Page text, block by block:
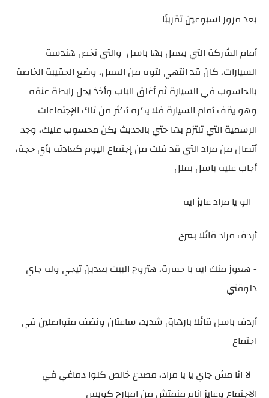
بعد مرور اسبوعين تقريبًا
أمام الشركة التي يعمل بها باسل والتي تخص هندسة
السيارات، كان قد انتهي لتوه من العمل، وضع الحقيبة الخاصة
بالحاسوب في السيارة ثم أغلق الباب وأخذ يحل رابطة عنقه
وهو يقف أمام السيارة فلا يكره أكثر من تلك الإجتماعات
الرسمية التي تلتزم بها حتي بالحديث يكن محسوب عليك، وجد
أتصال من مراد التي قد فلت من إجتماع اليوم كعادته بأي حجة،
أجاب عليه باسل بملل
- الو يا مراد عايز ايه
أردف مراد قائلا بمرح
- هعوز منك ايه يا حسرة، هتروح البيت بعدين تيجي وله جاي
دلوقتي
أردف باسل قائلا بارهاق شديد، ساعتان ونضف متواصلين في
اجتماع
- لا انا مش جاي يا يا مراد، مصدع خالص كلوا دماغي في
الاجتماع وعايز انام منمتش من امبارح كويس